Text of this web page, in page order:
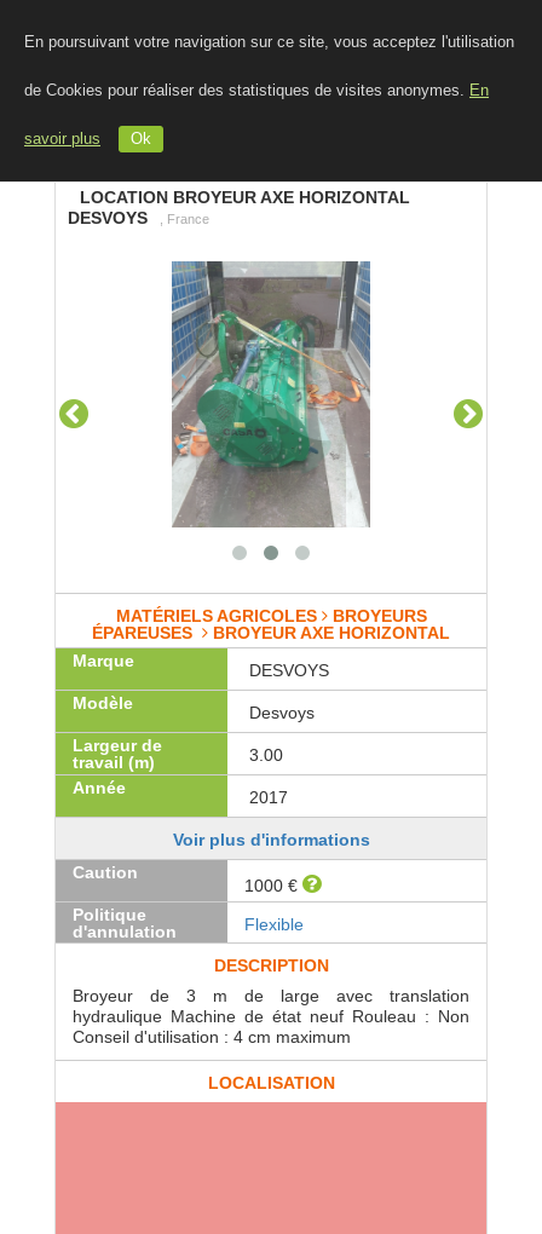
En poursuivant votre navigation sur ce site, vous acceptez l'utilisation
de Cookies pour réaliser des statistiques de visites anonymes. En
savoir plus Ok
LOCATION BROYEUR AXE HORIZONTAL
DESVOYS
, France
MATÉRIELS AGRICOLES BROYEURS
ÉPAREUSES
BROYEUR AXE HORIZONTAL
Marque
DESVOYS
Modèle
Desvoys
Largeur de
travail (m)
3.00
Année
2017
Voir plus d'informations
Caution
1000 €
Politique
d'annulation
Flexible
DESCRIPTION
Broyeur de 3 m de large avec translation
hydraulique Machine de état neuf Rouleau : Non
Conseil d'utilisation : 4 cm maximum
LOCALISATION